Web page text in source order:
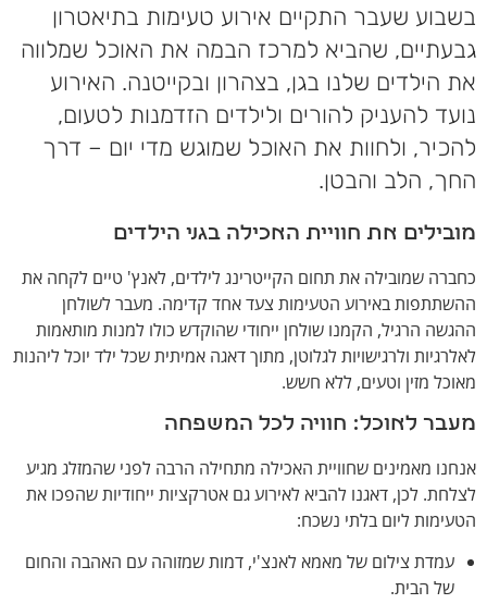
בשבוע שעבר התקיים אירוע טעימות בתיאטרון
גבעתיים, שהביא למרכז הבמה את האוכל שמלווה
את הילדים שלנו בגן, בצהרון ובקייטנה. האירוע
נועד להעניק להורים ולילדים הזדמנות לטעום,
להכיר, ולחוות את האוכל שמוגש מדי יום – דרך
החך, הלב והבטן.
מובילים את חוויית האכילה בגני הילדים
כחברה שמובילה את תחום הקייטרינג לילדים, לאנץ' טיים לקחה את
ההשתתפות באירוע הטעימות צעד אחד קדימה. מעבר לשולחן
ההגשה הרגיל, הקמנו שולחן ייחודי שהוקדש כולו למנות מותאמות
לאלרגיות ולרגישויות לגלוטן, מתוך דאגה אמיתית שכל ילד יוכל ליהנות
מאוכל מזין וטעים, ללא חשש.
מעבר לאוכל: חוויה לכל המשפחה
אנחנו מאמינים שחוויית האכילה מתחילה הרבה לפני שהמזלג מגיע
לצלחת. לכן, דאגנו להביא לאירוע גם אטרקציות ייחודיות שהפכו את
הטעימות ליום בלתי נשכח:
עמדת צילום של מאמא לאנצ'י, דמות שמזוהה עם האהבה והחום
של הבית.